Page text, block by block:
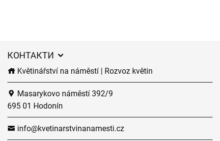
КОНТАКТИ
Květinářství na náměstí | Rozvoz květin
Masarykovo náměstí 392/9
695 01 Hodonín
info@kvetinarstvinanamesti.cz